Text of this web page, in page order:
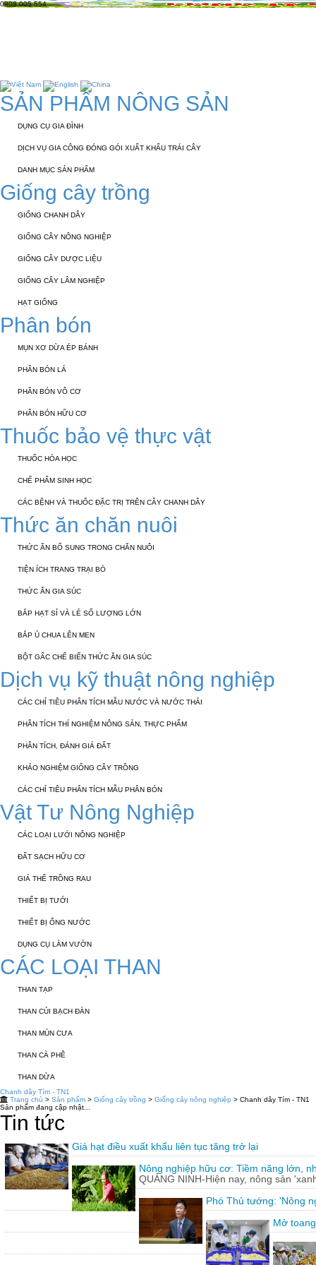
0908 005 554
SẢN PHẨM NÔNG SẢN
DỤNG CỤ GIA ĐÌNH
DỊCH VỤ GIA CÔNG ĐÓNG GÓI XUẤT KHẨU TRÁI CÂY
DANH MỤC SẢN PHẨM
Giống cây trồng
GIỐNG CHANH DÂY
GIỐNG CÂY NÔNG NGHIỆP
GIỐNG CÂY DƯỢC LIỆU
GIỐNG CÂY LÂM NGHIỆP
HẠT GIỐNG
Phân bón
MỤN XƠ DỪA ÉP BÁNH
PHÂN BÓN LÁ
PHÂN BÓN VÔ CƠ
PHÂN BÓN HỮU CƠ
Thuốc bảo vệ thực vật
THUỐC HÓA HỌC
CHẾ PHẨM SINH HỌC
CÁC BỆNH VÀ THUỐC ĐẶC TRỊ TRÊN CÂY CHANH DÂY
Thức ăn chăn nuôi
THỨC ĂN BỔ SUNG TRONG CHĂN NUÔI
TIỆN ÍCH TRANG TRẠI BÒ
THỨC ĂN GIA SÚC
BẮP HẠT SỈ VÀ LẺ SỐ LƯỢNG LỚN
BẮP Ủ CHUA LÊN MEN
BỘT GẤC CHẾ BIẾN THỨC ĂN GIA SÚC
Dịch vụ kỹ thuật nông nghiệp
CÁC CHỈ TIÊU PHÂN TÍCH MẪU NƯỚC VÀ NƯỚC THẢI
PHÂN TÍCH THÍ NGHIỆM NÔNG SẢN, THỰC PHẨM
PHÂN TÍCH, ĐÁNH GIÁ ĐẤT
KHẢO NGHIỆM GIỐNG CÂY TRỒNG
CÁC CHỈ TIÊU PHÂN TÍCH MẪU PHÂN BÓN
Vật Tư Nông Nghiệp
CÁC LOẠI LƯỚI NÔNG NGHIỆP
ĐẤT SẠCH HỮU CƠ
GIÁ THỂ TRỒNG RAU
THIẾT BỊ TƯỚI
THIẾT BỊ ỐNG NƯỚC
DỤNG CỤ LÀM VƯỜN
CÁC LOẠI THAN
THAN TẠP
THAN CỦI BẠCH ĐÀN
THAN MÙN CƯA
THAN CÀ PHÊ
THAN DỪA
Chanh dây Tím - TN1
Trang chủ > Sản phẩm > Giống cây trồng > Giống cây nông nghiệp > Chanh dây Tím - TN1
Sản phẩm đang cập nhật...
Tin tức
Giá hạt điều xuất khẩu liên tục tăng trở lại
Nông nghiệp hữu cơ: Tiềm năng lớn,
QUẢNG NINH-Hiện nay, nông sản
Phó Thủ tướng: 'Nông
Mở